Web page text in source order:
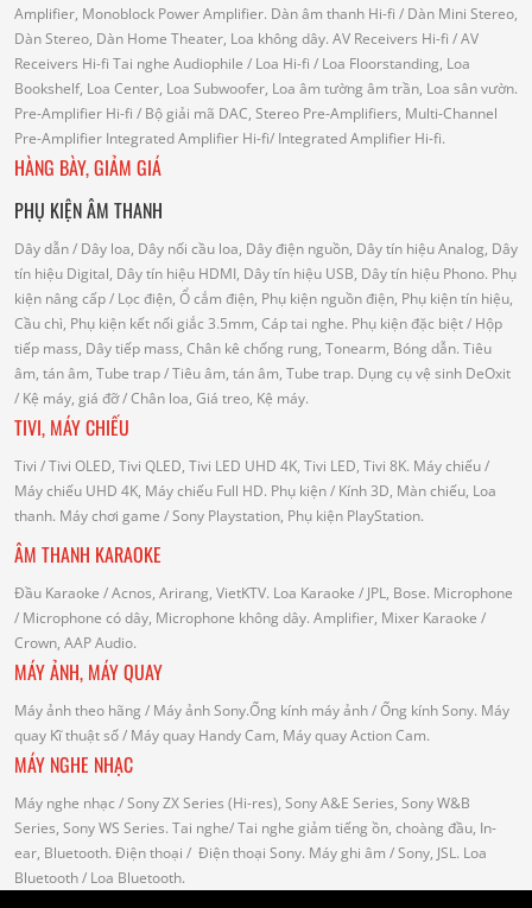
Amplifier, Monoblock Power Amplifier. Dàn âm thanh Hi-fi / Dàn Mini Stereo,
Dàn Stereo, Dàn Home Theater, Loa không dây. AV Receivers Hi-fi / AV
Receivers Hi-fi Tai nghe Audiophile / Loa Hi-fi / Loa Floorstanding, Loa
Bookshelf, Loa Center, Loa Subwoofer, Loa âm tường âm trần, Loa sân vườn.
Pre-Amplifier Hi-fi / Bộ giải mã DAC, Stereo Pre-Amplifiers, Multi-Channel
Pre-Amplifier Integrated Amplifier Hi-fi/ Integrated Amplifier Hi-fi.
HÀNG BÀY, GIẢM GIÁ
PHỤ KIỆN ÂM THANH
Dây dẫn/ Dây loa, Dây nối cầu loa, Dây điện nguồn, Dây tín hiệu Analog, Dây
tín hiệu Digital, Dây tín hiệu HDMI, Dây tín hiệu USB, Dây tín hiệu Phono. Phụ
kiện nâng cấp/ Lọc điện, Ổ cắm điện, Phụ kiện nguồn điện, Phụ kiện tín hiệu,
Cầu chì, Phụ kiện kết nối giắc 3.5mm, Cáp tai nghe. Phụ kiện đặc biệt/ Hộp
tiếp mass, Dây tiếp mass, Chân kê chống rung, Tonearm, Bóng dẫn. Tiêu
âm, tán âm, Tube trap/ Tiêu âm, tán âm, Tube trap. Dụng cụ vệ sinh DeOxit
/ Kệ máy, giá đỡ/ Chân loa, Giá treo, Kệ máy.
TIVI, MÁY CHIẾU
Tivi / Tivi OLED, Tivi QLED, Tivi LED UHD 4K, Tivi LED, Tivi 8K. Máy chiếu/
Máy chiếu UHD 4K, Máy chiếu Full HD. Phụ kiện/ Kính 3D, Màn chiếu, Loa
thanh. Máy chơi game / Sony Playstation, Phụ kiện PlayStation.
ÂM THANH KARAOKE
Đầu Karaoke / Acnos, Arirang, VietKTV. Loa Karaoke / JPL, Bose. Microphone
/ Microphone có dây, Microphone không dây. Amplifier, Mixer Karaoke /
Crown, AAP Audio.
MÁY ẢNH, MÁY QUAY
Máy ảnh theo hãng / Máy ảnh Sony.Ống kính máy ảnh / Ống kính Sony. Máy
quay Kĩ thuật số/ Máy quay Handy Cam, Máy quay Action Cam.
MÁY NGHE NHẠC
Máy nghe nhạc / Sony ZX Series (Hi-res), Sony A&E Series, Sony W&B
Series, Sony WS Series. Tai nghe/ Tai nghe giảm tiếng ồn, choàng đầu, In-
ear, Bluetooth. Điện thoại / Điện thoại Sony. Máy ghi âm / Sony, JSL. Loa
Bluetooth/ Loa Bluetooth.